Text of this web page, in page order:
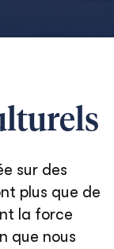
sur des
plus que de
la force
que nous